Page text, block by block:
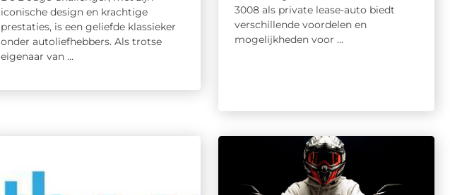
iconische design en krachtige
prestaties, is een geliefde klassieker
onder autoliefhebbers. Als trotse
eigenaar van ...
3008 als private lease-auto biedt
verschillende voordelen en
mogelijkheden voor ...